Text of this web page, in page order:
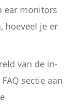
ear monitors
hoeveel je er
van de in-
sectie aan